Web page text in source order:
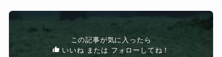
この記事が気に入ったら
いいね または フォローしてね！